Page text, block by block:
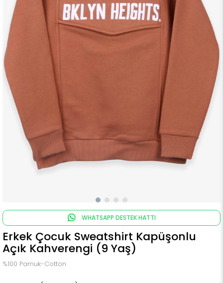
WHATSAPP DESTEK HATTI
Erkek Çocuk Sweatshirt Kapüşonlu
Açık Kahverengi (9 Yaş)
%100 Pamuk-Cotton